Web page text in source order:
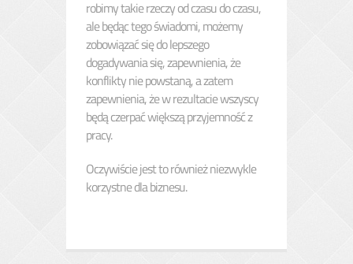
robimy takie rzeczy od czasu do czasu,
ale będąc tego świadomi, możemy
zobowiązać się do lepszego
dogadywania się, zapewnienia, że
konflikty nie powstaną, a zatem
zapewnienia, że w rezultacie wszyscy
będą czerpać większą przyjemność z
pracy.
Oczywiście jest to również niezwykle
korzystne dla biznesu.